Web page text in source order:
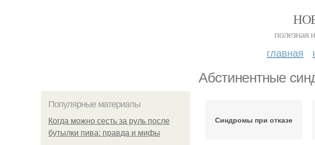
полезная
главная
Абстинентные
Популярные материалы
Когда можно сесть за руль после
бутылки пива: правда и мифы
Синдромы при отказе